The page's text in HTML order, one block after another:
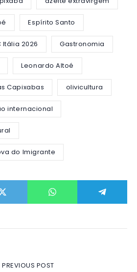
Espírito Santo
Itália 2026 Gastronomia
Leonardo Altoé
Capixabas olivicultura
internacional
do Imigrante
PREVIOUS POST